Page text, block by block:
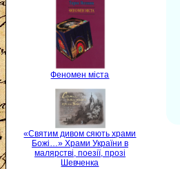
Феномен міста
«Святим дивом сяють храми
Божі…» Храми України в
малярстві, поезії, прозі
Шевченка